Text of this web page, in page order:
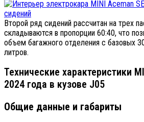
Второй ряд сидений рассчитан на трех
складываются в пропорции 60:40, что
объем багажного отделения с базовых
литров.
Технические характеристики
2024 года в кузове J05
Общие данные и габариты